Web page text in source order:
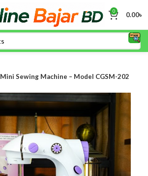
0 0.00৳
Mini Sewing Machine – Model CGSM-202